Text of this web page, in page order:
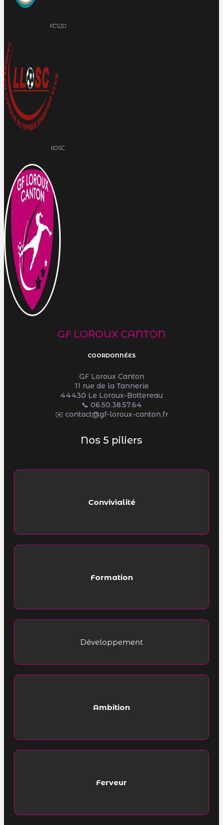
FCSJD
llOSC
GF LOROUX CANTON
COORDONNÉES
GF Loroux Canton
11 rue de la Tannerie
44430 Le Loroux-Bottereau
📞 06.50.38.57.64
✉️ contact@gf-loroux-canton.fr
Nos 5 piliers
Convivialité
Formation
Développement
Ambition
Ferveur